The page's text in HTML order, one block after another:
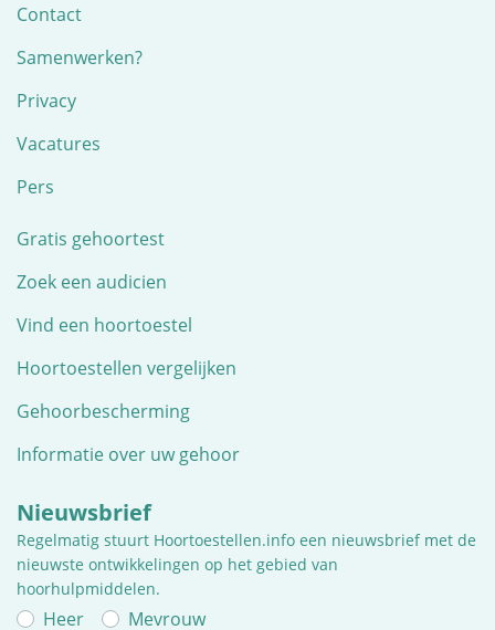
Contact
Samenwerken?
Privacy
Vacatures
Pers
Gratis gehoortest
Zoek een audicien
Vind een hoortoestel
Hoortoestellen vergelijken
Gehoorbescherming
Informatie over uw gehoor
Nieuwsbrief
Regelmatig stuurt Hoortoestellen.info een nieuwsbrief met de
nieuwste ontwikkelingen op het gebied van
hoorhulpmiddelen.
Heer Mevrouw